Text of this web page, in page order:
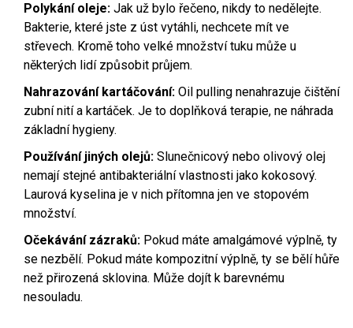
Polykání oleje: Jak už bylo řečeno, nikdy to nedělejte.
Bakterie, které jste z úst vytáhli, nechcete mít ve
střevech. Kromě toho velké množství tuku může u
některých lidí způsobit průjem.
Nahrazování kartáčování: Oil pulling nenahrazuje čištění
zubní nití a kartáček. Je to doplňková terapie, ne náhrada
základní hygieny.
Používání jiných olejů: Slunečnicový nebo olivový olej
nemají stejné antibakteriální vlastnosti jako kokosový.
Laurová kyselina je v nich přítomna jen ve stopovém
množství.
Očekávání zázraků: Pokud máte amalgámové výplně, ty
se nezbělí. Pokud máte kompozitní výplně, ty se bělí hůře
než přirozená sklovina. Může dojít k barevnému
nesouladu.